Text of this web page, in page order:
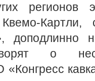
регионов
Картли,
доподлинно
о
«Конгресс